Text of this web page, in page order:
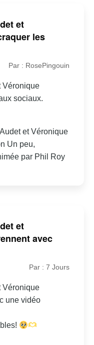
et
les
Par : RosePingouin
Véronique
sociaux.
et Véronique
Un peu,
par Phil Roy
et
avec
Par : 7 Jours
Véronique
une vidéo